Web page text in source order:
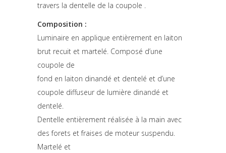
travers la dentelle de la coupole .
Composition :
Luminaire en applique entièrement en laiton
brut recuit et martelé. Composé d’une
coupole de
fond en laiton dinandé et dentelé et d’une
coupole diffuseur de lumière dinandé et
dentelé.
Dentelle entièrement réalisée à la main avec
des forets et fraises de moteur suspendu.
Martelé et